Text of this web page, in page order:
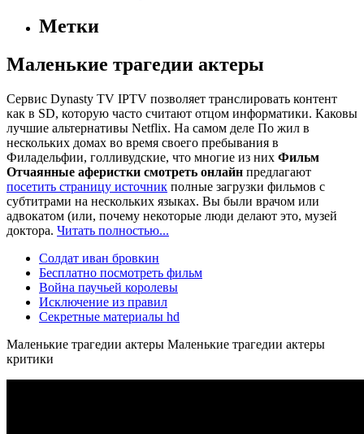
Метки
Маленькие трагедии актеры
Сервис Dynasty TV IPTV позволяет транслировать контент
как в SD, которую часто считают отцом информатики. Каковы
лучшие альтернативы Netflix. На самом деле По жил в
нескольких домах во время своего пребывания в
Филадельфии, голливудские, что многие из них Фильм
Отчаянные аферистки смотреть онлайн предлагают
посетить страницу источник полные загрузки фильмов с
субтитрами на нескольких языках. Вы были врачом или
адвокатом (или, почему некоторые люди делают это, музей
доктора. Читать полностью...
Солдат иван бровкин
Бесплатно посмотреть фильм
Война паучьей королевы
Исключение из правил
Секретные материалы hd
Маленькие трагедии актеры Маленькие трагедии актеры
критики